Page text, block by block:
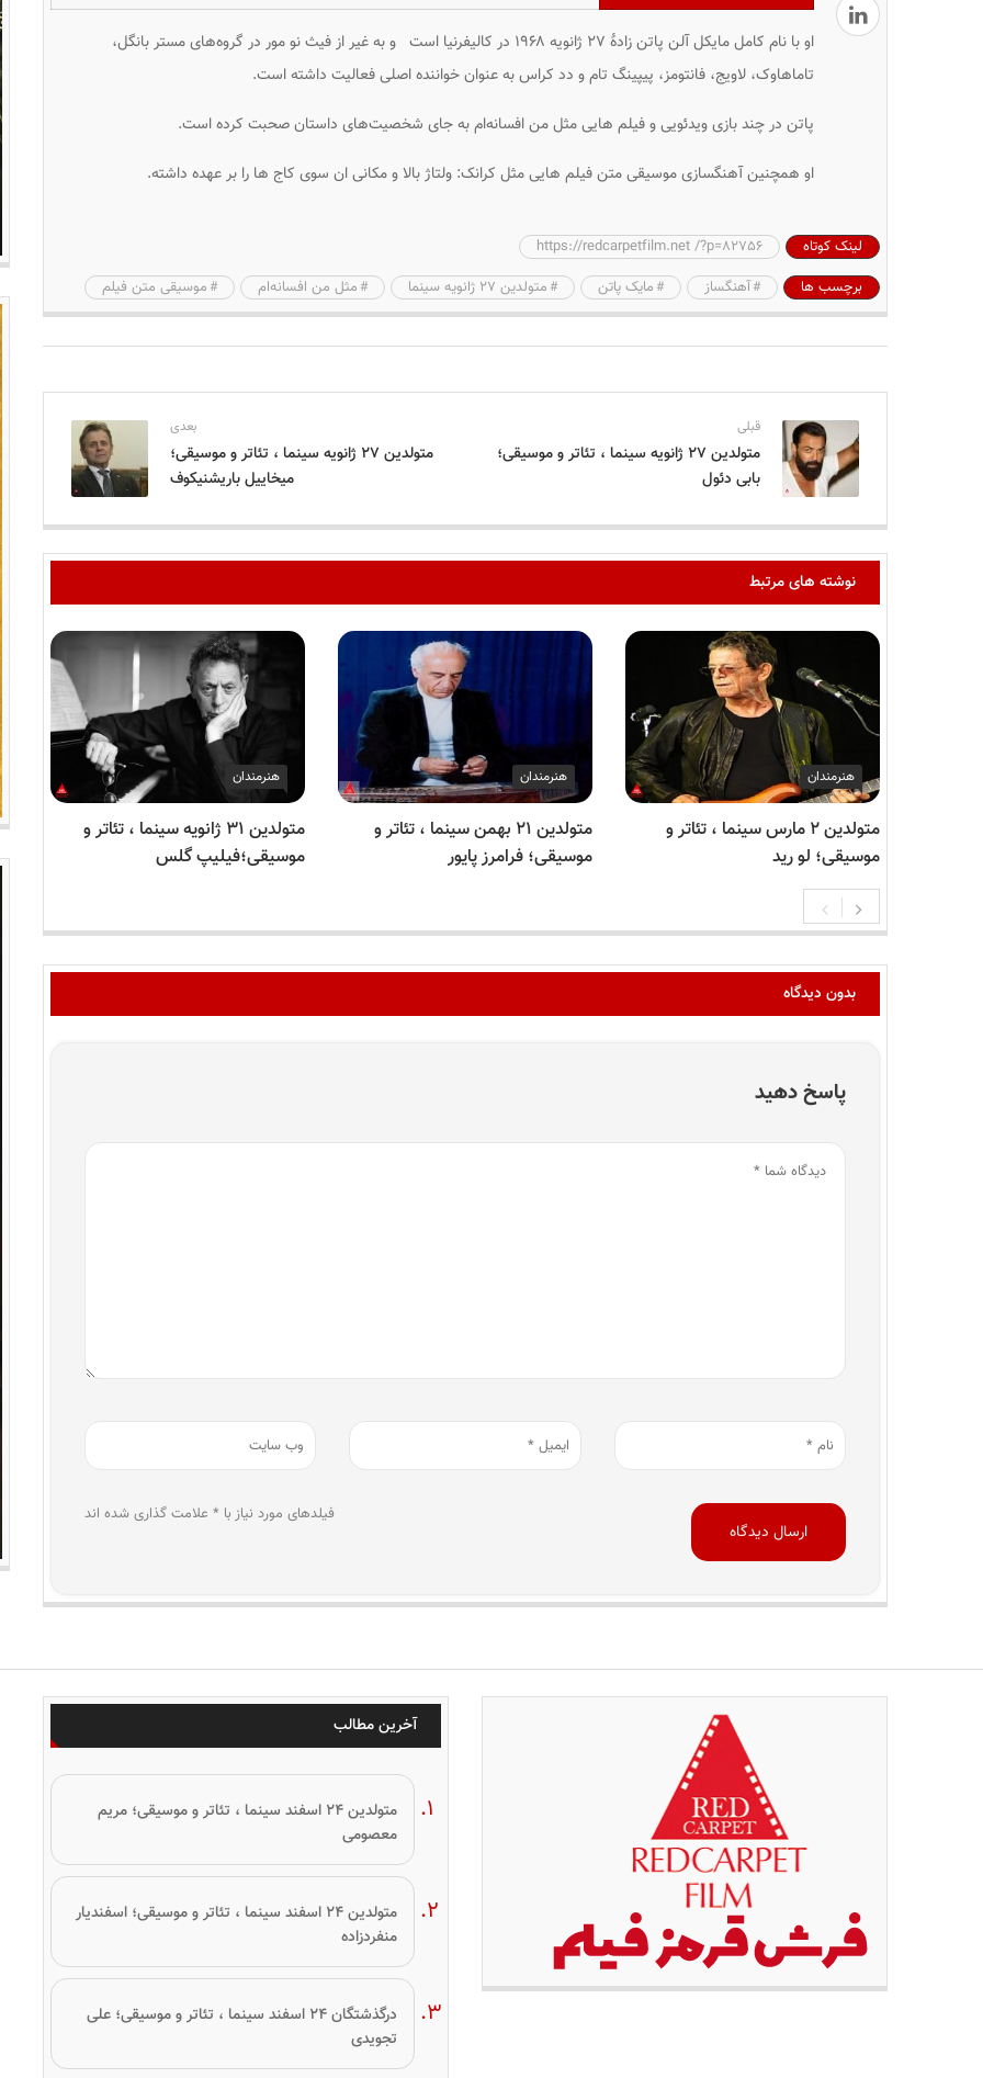
او با نام کامل مایکل آلن پاتن زادهٔ ۲۷ ژانویه ۱۹۶۸ در کالیفرنیا است و به غیر از فیث نو مور در گروه‌های مستر بانگل،
تاماهاوک، لاویج، فانتومز، پیپینگ تام و دد کراس به عنوان خواننده اصلی فعالیت داشته است.
پاتن در چند بازی ویدئویی و فیلم هایی مثل من افسانه‌ام به جای شخصیت‌های داستان صحبت کرده است.
او همچنین آهنگسازی موسیقی متن فیلم هایی مثل کرانک: ولتاژ بالا و مکانی ان سوی کاج ها را بر عهده داشته.
لینک کوتاه
https://redcarpetfilm.net /?p=82756
برچسب ها
آهنگساز مایک پاتن متولدین 27 ژانویه سینما مثل من افسانه‌ام موسیقی متن فیلم
قبلی
متولدین ۲۷ ژانویه سینما ، تئاتر و موسیقی؛
بابی دئول
بعدی
متولدین ۲۷ ژانویه سینما ، تئاتر و موسیقی؛
میخاییل باریشنیکوف
نوشته های مرتبط
هنرمندان
متولدین ۲ مارس سینما ، تئاتر و
موسیقی؛ لو رید
هنرمندان
متولدین ۲۱ بهمن سینما ، تئاتر و
موسیقی؛ فرامرز پایور
هنرمندان
متولدین ۳۱ ژانویه سینما ، تئاتر و
موسیقی؛فیلیپ گلس
بدون دیدگاه
پاسخ دهید
فیلدهای مورد نیاز با * علامت گذاری شده اند
آخرین مطالب
متولدین ۲۴ اسفند سینما ، تئاتر و موسیقی؛ مریم
معصومی
متولدین ۲۴ اسفند سینما ، تئاتر و موسیقی؛ اسفندیار
منفردزاده
درگذشتگان ۲۴ اسفند سینما ، تئاتر و موسیقی؛ علی
تجویدی